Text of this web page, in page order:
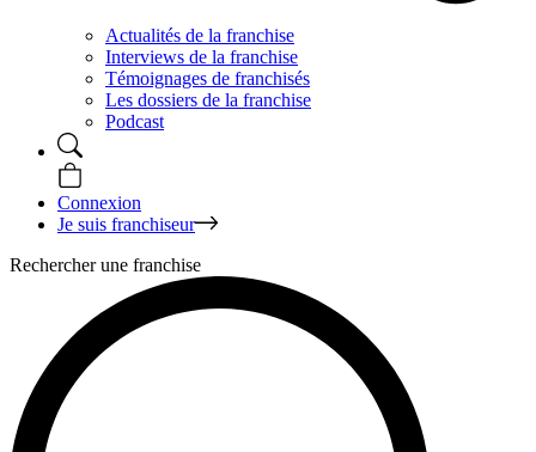
Actualités de la franchise
Interviews de la franchise
Témoignages de franchisés
Les dossiers de la franchise
Podcast
Connexion
Je suis franchiseur
Rechercher une franchise